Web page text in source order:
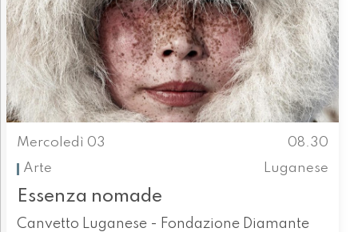
Mercoledì 03
08.30
Arte
Luganese
Essenza nomade
Canvetto Luganese - Fondazione Diamante